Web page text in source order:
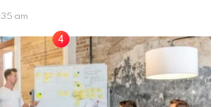
am